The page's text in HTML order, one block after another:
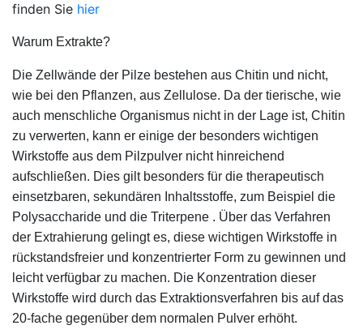
finden Sie hier
Warum Extrakte?
Die Zellwände der Pilze bestehen aus Chitin und nicht,
wie bei den Pflanzen, aus Zellulose. Da der tierische, wie
auch menschliche Organismus nicht in der Lage ist, Chitin
zu verwerten, kann er einige der besonders wichtigen
Wirkstoffe aus dem Pilzpulver nicht hinreichend
aufschließen. Dies gilt besonders für die therapeutisch
einsetzbaren, sekundären Inhaltsstoffe, zum Beispiel die
Polysaccharide und die Triterpene . Über das Verfahren
der Extrahierung gelingt es, diese wichtigen Wirkstoffe in
rückstandsfreier und konzentrierter Form zu gewinnen und
leicht verfügbar zu machen. Die Konzentration dieser
Wirkstoffe wird durch das Extraktionsverfahren bis auf das
20-fache gegenüber dem normalen Pulver erhöht.